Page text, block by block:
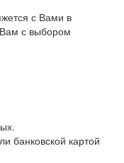
с Вами в
с выбором
банковской картой